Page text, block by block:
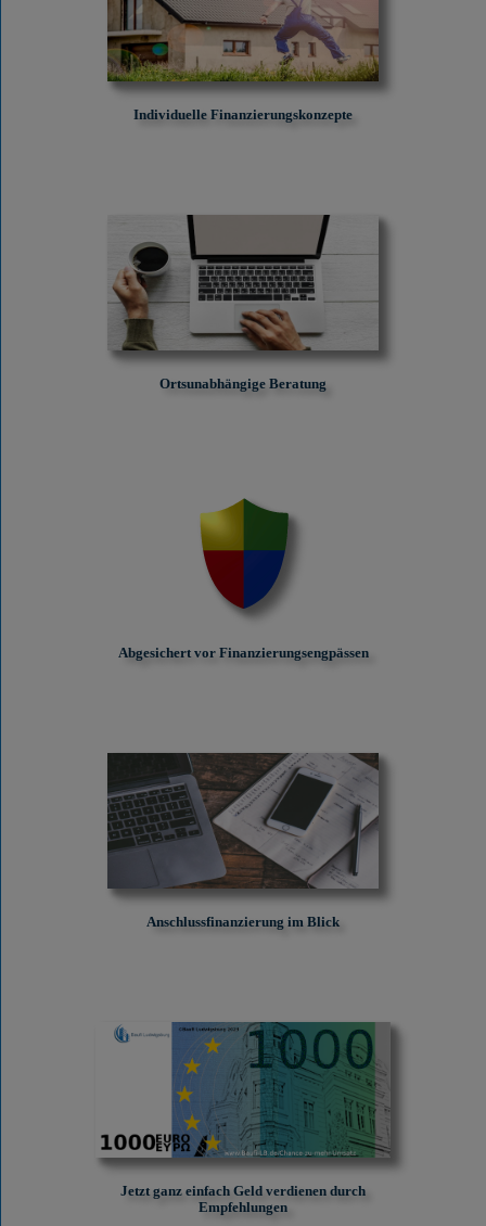
Individuelle Finanzierungskonzepte
Ortsunabhängige Beratung
Abgesichert vor Finanzierungs­engpässen
Anschlussfinanzierung im Blick
Jetzt ganz einfach Geld verdienen durch
Empfehlungen